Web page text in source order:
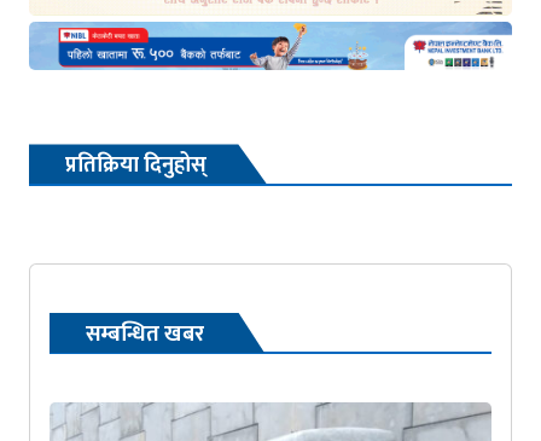
प्रतिक्रिया दिनुहोस्
सम्बन्धित खबर